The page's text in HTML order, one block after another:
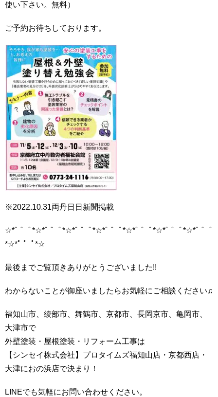
使い下さい。無料）
ご予約お待ちしております。
※2022.10.31両丹日日新聞掲載
☆*ﾟ ゜ﾟ*☆*ﾟ ゜ﾟ*☆*ﾟ ゜ﾟ*☆*ﾟ ゜ﾟ*☆*ﾟ ゜ﾟ*☆*ﾟ ゜ﾟ*☆*ﾟ ゜ﾟ
*☆*ﾟ ゜ﾟ*☆
最後までご覧頂きありがとうございました!!
わからないことが御座いましたらお気軽にご相談ください♫
福知山市、綾部市、舞鶴市、京都市、長岡京市、亀岡市、
大津市で
外壁塗装・屋根塗装・リフォーム工事は
【シンセイ株式会社】プロタイムズ福知山店・京都西店・
大津におの浜店で決まり！
LINEでも気軽にお問い合わせください。